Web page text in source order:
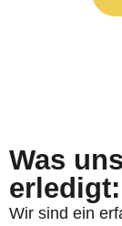
Was
erledigt:
Wir sind ein